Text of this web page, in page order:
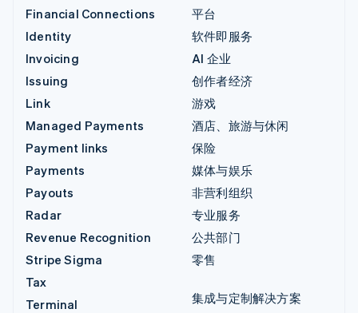
Financial Connections
Identity
Invoicing
Issuing
Link
Managed Payments
Payment links
Payments
Payouts
Radar
Revenue Recognition
Stripe Sigma
Tax
Terminal
平台
软件即服务
AI 企业
创作者经济
游戏
酒店、旅游与休闲
保险
媒体与娱乐
非营利组织
专业服务
公共部门
零售
集成与定制解决方案